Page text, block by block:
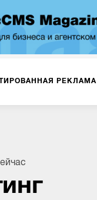
РЕКЛАМА